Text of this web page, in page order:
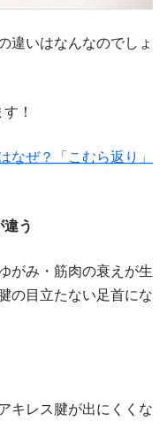
違いはなんなのでしょ
！
なぜ？「こむら返り」
う
がみ・筋肉の衰えが生
の目立たない足首にな
キレス腱が出にくくな